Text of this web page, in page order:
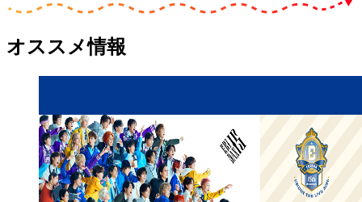
オススメ情報